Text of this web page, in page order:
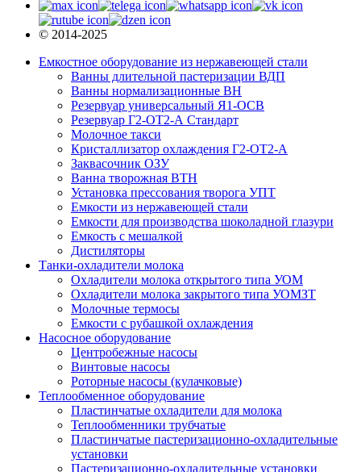
© 2014-2025
Емкостное оборудование из нержавеющей стали
Ванны длительной пастеризации ВДП
Ванны нормализационные ВН
Резервуар универсальный Я1-ОСВ
Резервуар Г2-ОТ2-А Стандарт
Молочное такси
Кристаллизатор охлаждения Г2-ОТ2-А
Заквасочник ОЗУ
Ванна творожная ВТН
Установка прессования творога УПТ
Емкости из нержавеющей стали
Емкости для производства шоколадной глазури
Емкость с мешалкой
Дистиляторы
Танки-охладители молока
Охладители молока открытого типа УОМ
Охладители молока закрытого типа УОМЗТ
Молочные термосы
Емкости с рубашкой охлаждения
Насосное оборудование
Центробежные насосы
Винтовые насосы
Роторные насосы (кулачковые)
Теплообменное оборудование
Пластинчатые охладители для молока
Теплообменники трубчатые
Пластинчатые пастеризационно-охладительные
установки
Пастеризационно-охладительные установки